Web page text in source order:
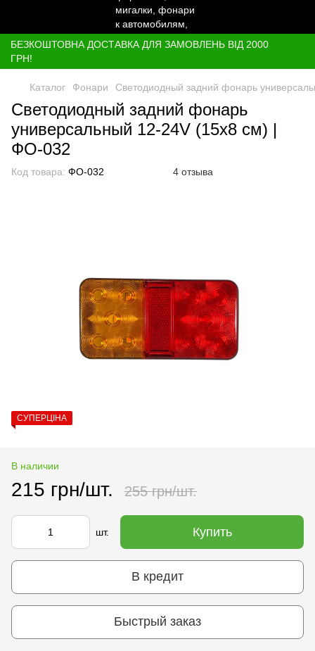
БЕЗКОШТОВНА ДОСТАВКА ДЛЯ ЗАМОВЛЕНЬ ВІД 2000
ГРН!
Каталог Фонари Светодиодный задний фонарь
Светодиодный задний фонарь
универсальный 12-24V (15х8 см) |
ФО-032
Код товара: ФО-032 4 отзыва
СУПЕРЦІНА
В наличии
215 грн/шт. 255 грн/шт.
шт. Купить
В кредит
Быстрый заказ